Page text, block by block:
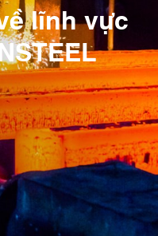
lĩnh vực